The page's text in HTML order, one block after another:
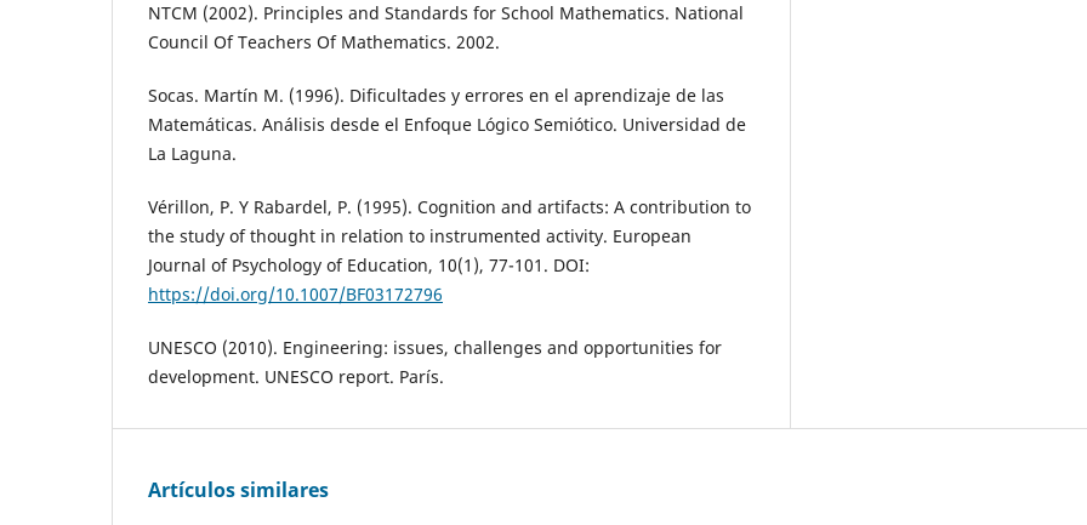
NTCM (2002). Principles and Standards for School Mathematics. National
Council Of Teachers Of Mathematics. 2002.
Socas. Martín M. (1996). Dificultades y errores en el aprendizaje de las
Matemáticas. Análisis desde el Enfoque Lógico Semiótico. Universidad de
La Laguna.
Vérillon, P. Y Rabardel, P. (1995). Cognition and artifacts: A contribution to
the study of thought in relation to instrumented activity. European
Journal of Psychology of Education, 10(1), 77-101. DOI:
https://doi.org/10.1007/BF03172796
UNESCO (2010). Engineering: issues, challenges and opportunities for
development. UNESCO report. París.
Artículos similares